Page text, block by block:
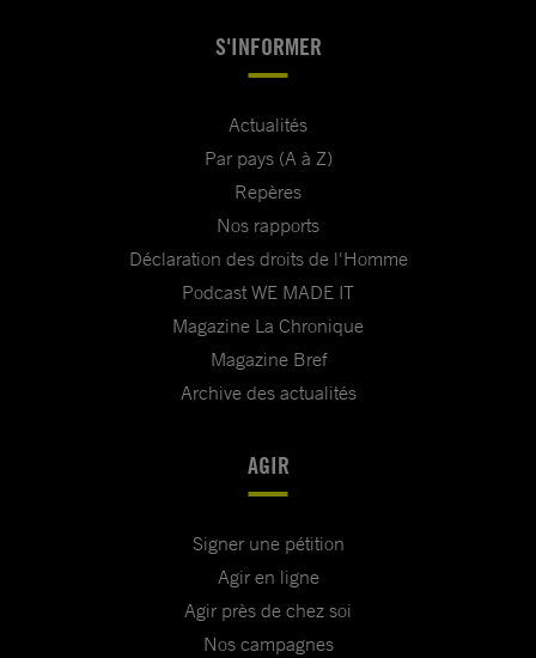
S'INFORMER
Actualités
Par pays (A à Z)
Repères
Nos rapports
Déclaration des droits de l'Homme
Podcast WE MADE IT
Magazine La Chronique
Magazine Bref
Archive des actualités
AGIR
Signer une pétition
Agir en ligne
Agir près de chez soi
Nos campagnes